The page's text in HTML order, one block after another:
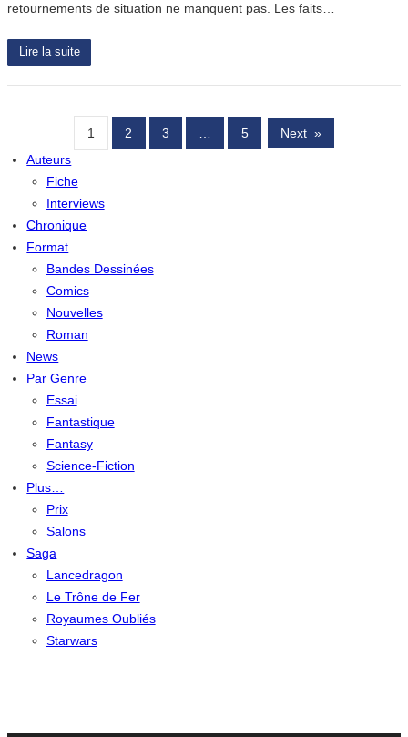
retournements de situation ne manquent pas. Les faits…
Lire la suite
1 2 3 5 Next »
Auteurs
Fiche
Interviews
Chronique
Format
Bandes Dessinées
Comics
Nouvelles
Roman
News
Par Genre
Essai
Fantastique
Fantasy
Science-Fiction
Plus…
Prix
Salons
Saga
Lancedragon
Le Trône de Fer
Royaumes Oubliés
Starwars